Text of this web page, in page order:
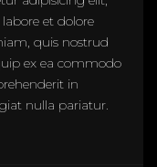
et dolore
quis nostrud
ex ea commodo
in
nulla pariatur.